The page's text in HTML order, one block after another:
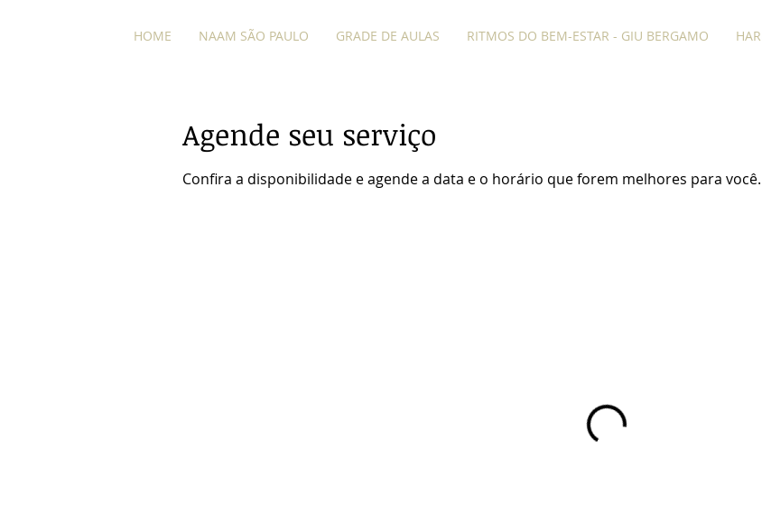
HOME NAAM SÃO PAULO GRADE DE AULAS RITMOS DO BEM-ESTAR - GIU BERGAMO
Agende seu serviço
Confira a disponibilidade e agende a data e o horário que forem melhores para você.